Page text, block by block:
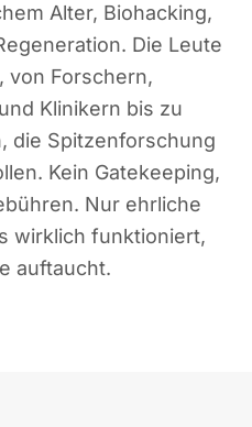
Alter, Biohacking,
Die Leute
von Forschern,
Klinikern bis zu
die Spitzenforschung
Kein Gatekeeping,
Nur ehrliche
wirklich funktioniert,
auftaucht.